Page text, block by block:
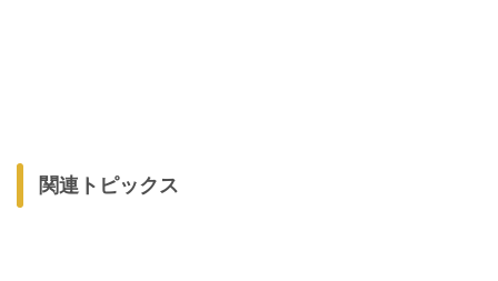
関連トピックス